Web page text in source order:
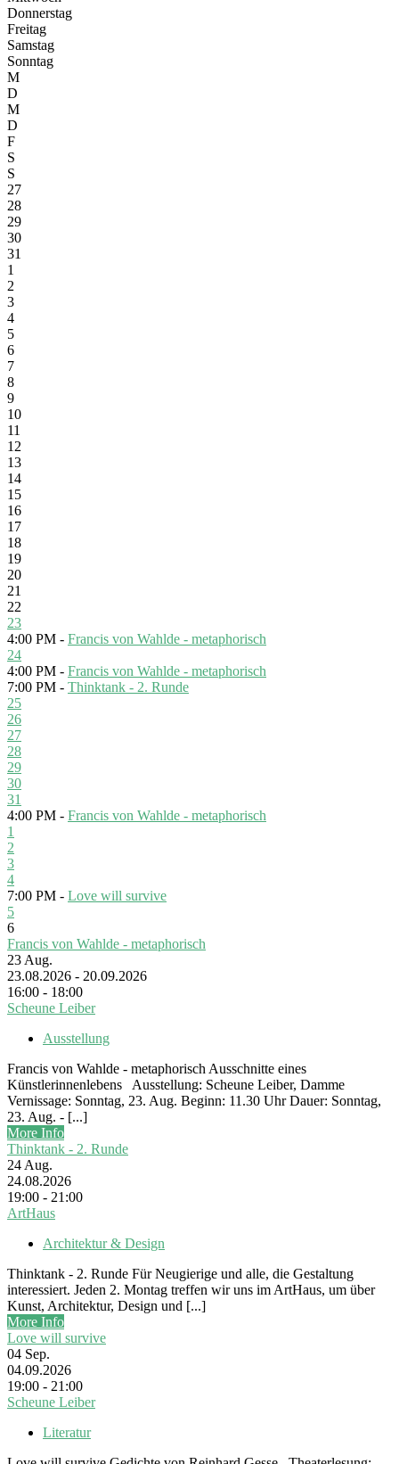
Donnerstag
Freitag
Samstag
Sonntag
M
D
M
D
F
S
S
27
28
29
30
31
1
2
3
4
5
6
7
8
9
10
11
12
13
14
15
16
17
18
19
20
21
22
23
4:00 PM - Francis von Wahlde - metaphorisch
24
4:00 PM - Francis von Wahlde - metaphorisch
7:00 PM - Thinktank - 2. Runde
25
26
27
28
29
30
31
4:00 PM - Francis von Wahlde - metaphorisch
1
2
3
4
7:00 PM - Love will survive
5
6
Francis von Wahlde - metaphorisch
23Aug.
23.08.2026 - 20.09.2026
16:00 - 18:00
Scheune Leiber
Ausstellung
Francis von Wahlde - metaphorisch Ausschnitte eines
Künstlerinnenlebens Ausstellung: Scheune Leiber, Damme
Vernissage: Sonntag, 23. Aug. Beginn: 11.30 Uhr Dauer: Sonntag,
23. Aug. - [...]
More Info
Thinktank - 2. Runde
24Aug.
24.08.2026
19:00 - 21:00
ArtHaus
Architektur & Design
Thinktank - 2. Runde Für Neugierige und alle, die Gestaltung
interessiert. Jeden 2. Montag treffen wir uns im ArtHaus, um über
Kunst, Architektur, Design und [...]
More Info
Love will survive
04 Sep.
04.09.2026
19:00 - 21:00
Scheune Leiber
Literatur